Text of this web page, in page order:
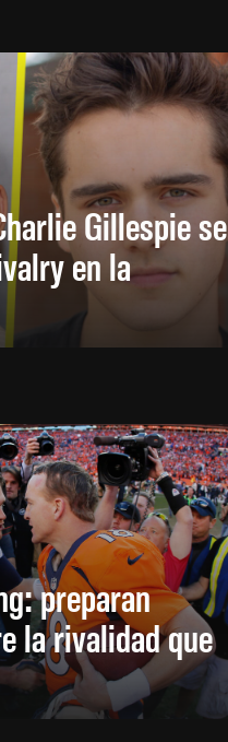
Gillespie se
en la
preparan
la rivalidad que